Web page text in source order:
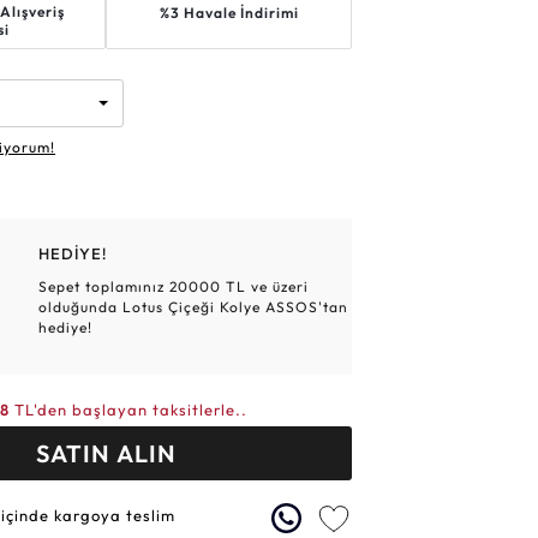
Alışveriş
%3 Havale İndirimi
HEDİYE!
Sepet toplamınız 20000 TL ve üzeri
olduğunda Lotus Çiçeği Kolye ASSOS'tan
hediye!
TL'den başlayan taksitlerle..
SATIN ALIN
kargoya teslim